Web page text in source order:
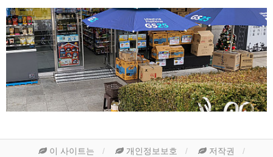
이 사이트는 개인정보보호 저작권